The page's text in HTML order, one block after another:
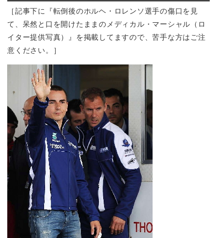
［記事下に『転倒後のホルヘ・ロレンソ選手の傷口を見
て、呆然と口を開けたままのメディカル・マーシャル（ロ
イター提供写真）』を掲載してますので、苦手な方はご注
意ください。］